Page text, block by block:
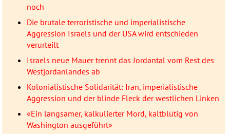
noch
Die brutale terroristische und imperialistische
Aggression Israels und der USA wird entschieden
verurteilt
Israels neue Mauer trennt das Jordantal vom Rest des
Westjordanlandes ab
Kolonialistische Solidarität: Iran, imperialistische
Aggression und der blinde Fleck der westlichen Linken
«Ein langsamer, kalkulierter Mord, kaltblütig von
Washington ausgeführt»